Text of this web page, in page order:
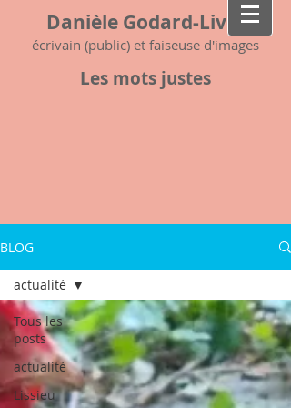
Danièle Godard-Livet
écrivain (public) et faiseuse d'images
Les mots justes
BLOG
Tous les
posts
actualité
Lissieu
actualité